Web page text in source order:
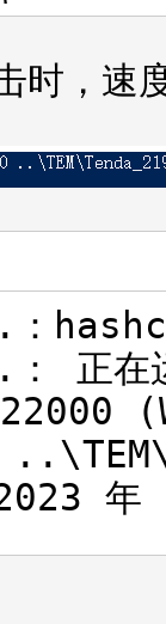
文件
：文
Vec:1
Vec:1
Vec:1
时，速
正在
年